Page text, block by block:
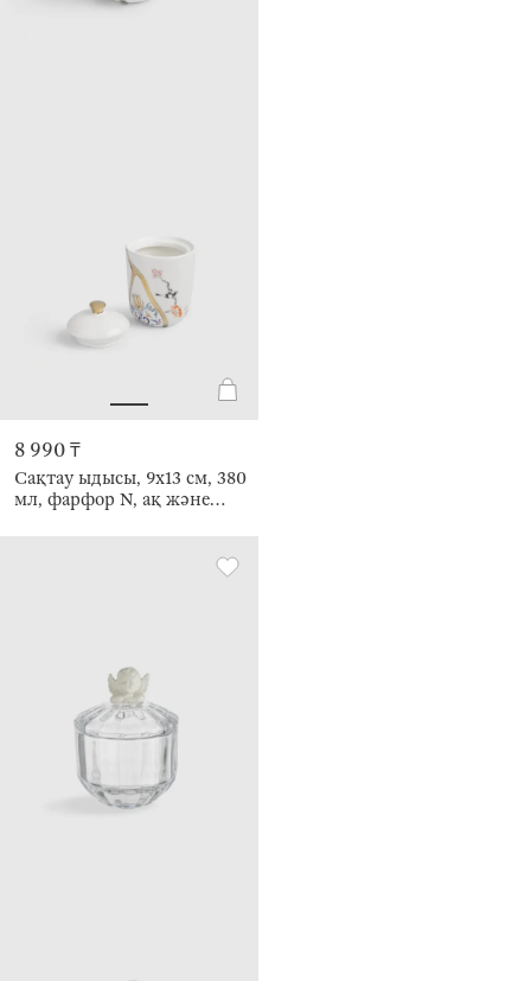
8 990 ₸
Сақтау ыдысы, 9x13 см, 380
мл, фарфор N, ақ және